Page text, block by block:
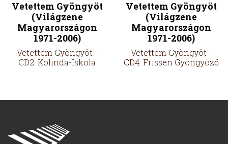
Vetettem Gyöngyöt
(Világzene
Magyarországon
1971-2006)
Vetettem Gyöngyöt -
CD2: Kolinda-Iskola
Vetettem Gyöngyöt
(Világzene
Magyarországon
1971-2006)
Vetettem Gyöngyöt -
CD4: Frissen Gyöngyöző